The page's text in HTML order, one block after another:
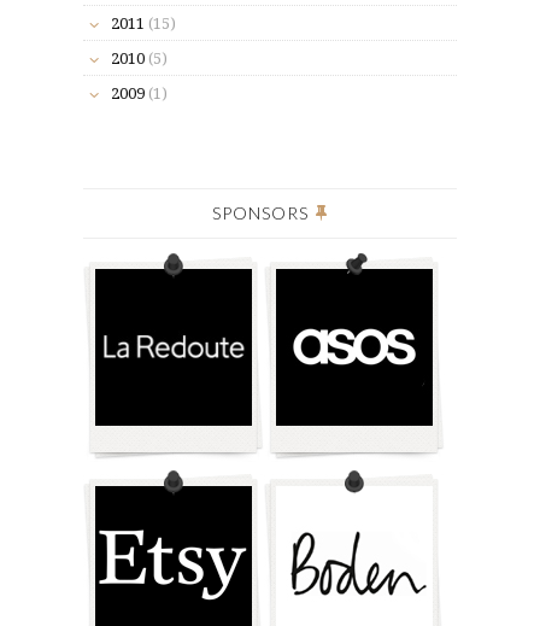
2011 (15)
2010 (5)
2009 (1)
SPONSORS